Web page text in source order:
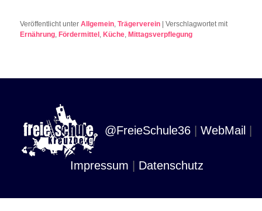
Veröffentlicht unter Allgemein,Trägerverein |Verschlagwortet mit
Ernährung, Fördermittel , Küche, Mittagsverpflegung
@FreieSchule36 WebMail
Impressum Datenschutz